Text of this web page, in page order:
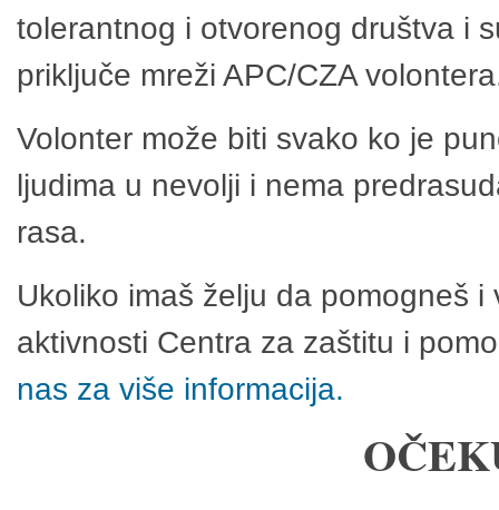
tolerantnog i otvorenog društva i
priključe mreži APC/CZA
Volonter može biti svako ko je
ljudima u nevolji i nema
rasa.
Ukoliko imaš želju da pomogneš
aktivnosti Centra za zaštitu i
nas za više informacija.